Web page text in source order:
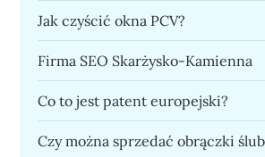
Jak czyścić okna PCV?
Firma SEO Skarżysko-Kamienna
Co to jest patent europejski?
Czy można sprzedać obrączki